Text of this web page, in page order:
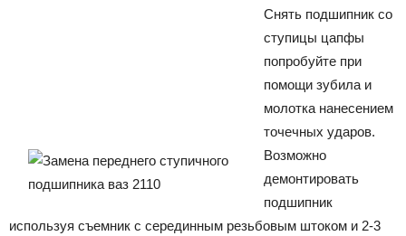
Снять подшипник со
ступицы цапфы
попробуйте при
помощи зубила и
молотка нанесением
точечных ударов.
Возможно
демонтировать
подшипник
используя съемник с серединным резьбовым штоком и 2-3